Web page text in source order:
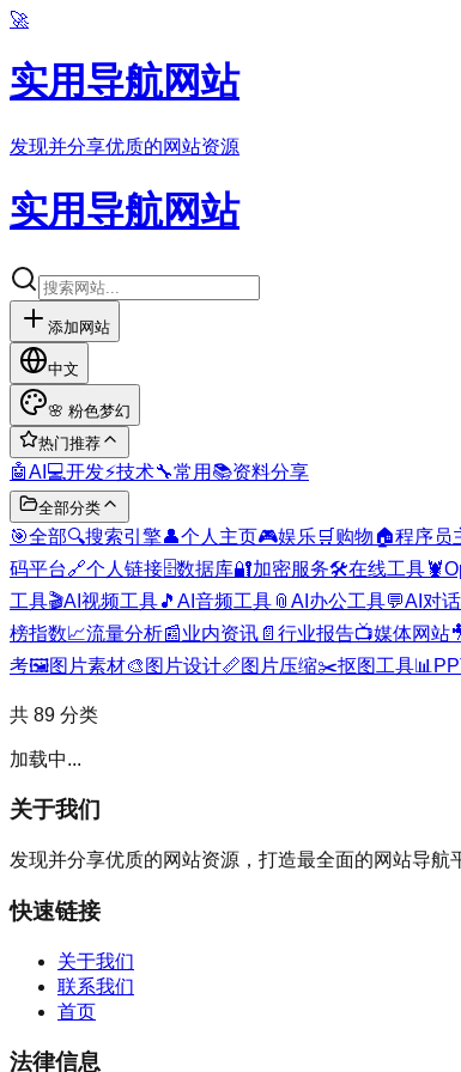
🚀
实用导航网站
发现并分享优质的网站资源
实用导航网站
添加网站
中文
🌸 粉色梦幻
热门推荐
🤖AI 💻开发⚡技术🔧常用 📚资料分享
全部分类
🎯全部🔍搜索引擎👤个人主页🎮娱乐🛒 购物🏠程序员
码平台🔗个人链接🗄️数据库🔐加密服务🛠️在线工具🦞
工具🎬AI视频工具🎵 AI音频工具 📎 AI办公工具💬AI对
榜指数📈流量分析📰业内资讯 📄 行业报告📺媒体网站
考🖼️图片素材🎨 图片设计📏图片压缩✂️抠图工具📊
共 89 分类
加载中...
关于我们
发现并分享优质的网站资源，打造最全面的网站导航
快速链接
关于我们
联系我们
首页
法律信息